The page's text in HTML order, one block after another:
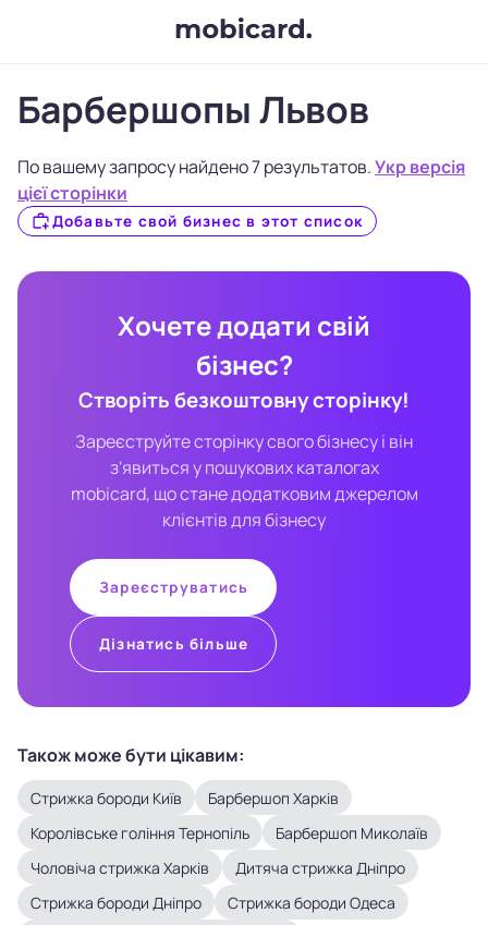
Барбершопы Львов
По вашему запросу найдено 7 результатов.Укр версія
цієї сторінки
Добавьте свой бизнес в этот список
Також може бути цікавим:
Стрижка бороди Київ
Барбершоп Харків
Королівське гоління Тернопіль
Барбершоп Миколаїв
Чоловіча стрижка Харків
Дитяча стрижка Дніпро
Стрижка бороди Дніпро
Стрижка бороди Одеса
Хочете додати свій
бізнес?
Створіть безкоштовну сторінку!
Зареєструйте сторінку свого бізнесу і він
з'явиться у пошукових каталогах
mobicard, що стане додатковим джерелом
клієнтів для бізнесу
Зареєструватись
Дізнатись більше